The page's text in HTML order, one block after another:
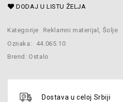
DODAJ U LISTU ŽELJA
Kategorije Reklamni materijal , Šolje
Oznaka:
44.065.10
Brend: Ostalo
Dostava u celoj Srbiji